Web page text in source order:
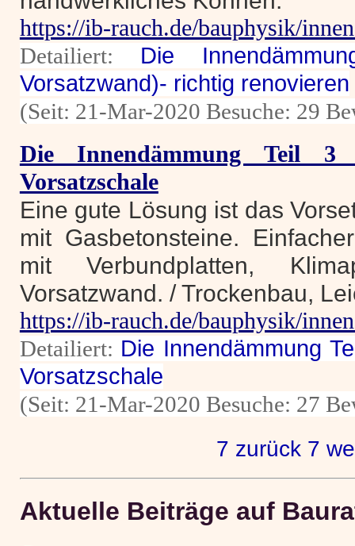
https://ib-rauch.de/bauphysik/
Detailiert: Die
Vorsatzwand)- richtig renovieren
(Seit: 21-Mar-2020 Besuche: 29
Die Innendämmung Teil
Vorsatzschale
Eine gute Lösung ist das
mit Gasbetonsteine.
mit Verbundplatten,
Vorsatzwand. / Trockenbau,
https://ib-rauch.de/bauphysik/
Detailiert: Die Innendämmung
Vorsatzschale
(Seit: 21-Mar-2020 Besuche: 27
7 zurück 7
Aktuelle Beiträge auf